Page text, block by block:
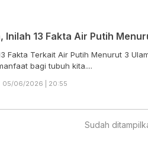
Inilah 13 Fakta Air Putih
Fakta Terkait Air Putih Menurut 3
bagi tubuh kita....
05/06/2026 | 20:55
Sudah